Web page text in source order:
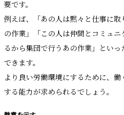
要です。
例えば、「あの人は黙々と仕事に取
の作業」「この人は仲間とコミュ
るから集団で行うあの作業」とい
できます。
より良い労働環境にするために、
する能力が求められるでしょう。